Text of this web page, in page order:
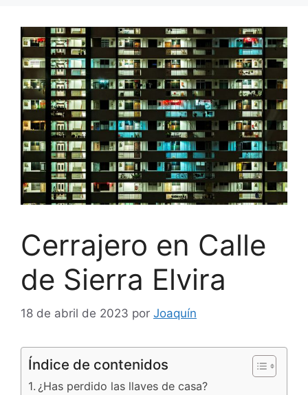
Cerrajero en Calle
de Sierra Elvira
18 de abril de 2023 por Joaquín
Índice de contenidos
¿Has perdido las llaves de casa?